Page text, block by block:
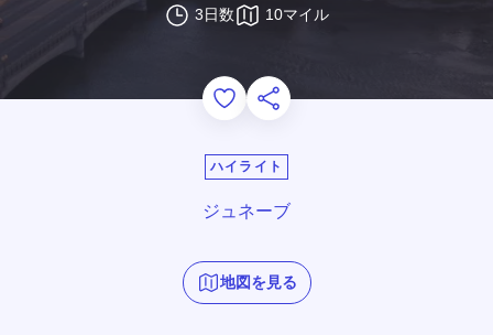
3日数 10マイル
Add to Favorites
このページを共有する
ハイライト
ジュネーブ
地図を見る